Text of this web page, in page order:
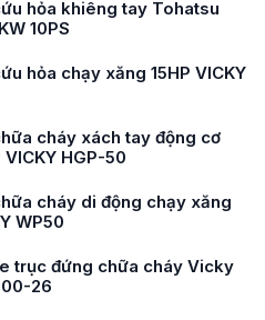
hỏa khiêng tay Tohatsu
10PS
hỏa chạy xăng 15HP VICKY
cháy xách tay động cơ
VICKY HGP-50
cháy di động chạy xăng
WP50
trục đứng chữa cháy Vicky
26